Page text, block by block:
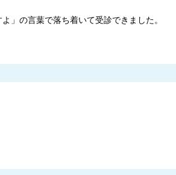
」の言葉で落ち着いて受診できました。